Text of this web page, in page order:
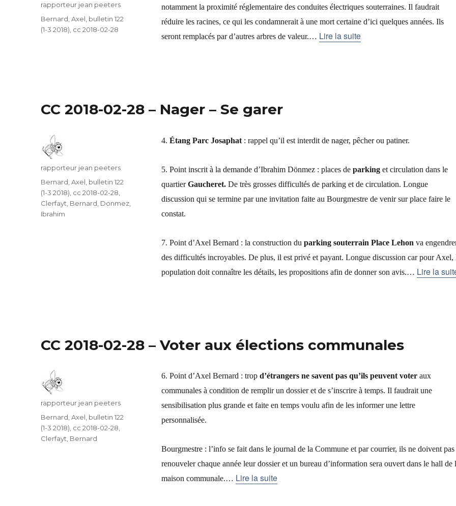
notamment la proximité réglementaire des conduites électriques souterraines. Il faudrait
réduire les racines, ce qui les condamnerait à une mort certaine d’ici quelques années. Ils
seront remplacés par d’autres arbres de valeur.… Lire la suite
Auteur
rapporteur jean peeters
Catégories
Bernard, Axel, bulletin 122
(1-3 2018), cc 2018-02-28
CC 2018-02-28 – Nager – Se garer
4. Étang Parc Josaphat: rappel qu’il est interdit de nager, pêcher ou patiner.
5. Point inscrit à la demande d’Ibrahim Dönmez : places deparkinget circulation dans le
quartierGaucheret.De très grosses difficultés de parking et de circulation. Longue
discussion qui se termine par une invitation faite au Bourgmestre de venir sur place faire le
constat.
7. Point d’Axel Bernard : la construction du parking souterrain Place Lehon va
des difficultés incroyables. De plus, il est privé et payant. Longue discussion car pour Axel,
population doit connaître les détails, les propositions afin de donner son avis.… Lire la
Auteur
rapporteur jean peeters
Catégories
Bernard, Axel bulletin 122
(1-3 2018) cc 2018-02-28
Clerfayt, Bernard Donmez,
Ibrahim
CC 2018-02-28 – Voter aux élections communales
6. Point d’Axel Bernard : trop d’étrangers ne savent pas qu’ils peuvent voteraux
communales à condition de remplir un dossier et de s’inscrire à temps. Il faudrait une
sensibilisation plus grande et faite en temps voulu afin de les informer une lettre
personnalisée.
Bourgmestre : l’info se fait dans le journal de la Commune et par courrier, ils ne doivent pas
renouveler chaque année leur dossier et un bureau d’information sera ouvert dans le hall de
maison communale.… Lire la suite
Auteur
rapporteur jean peeters
Catégories
Bernard, Axel bulletin 122
(1-3 2018) cc 2018-02-28
Clerfayt, Bernard